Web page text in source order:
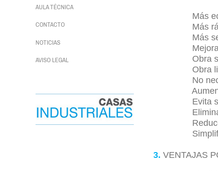
Más
Más
Más sencilla
Mejora el
Obra
Obra
No necesita
Aumenta la
Evita sobre
Elimina
Reduce el
Simplifica la
3. VENTAJAS
AULA TÉCNICA
CONTACTO
NOTICIAS
AVISO LEGAL